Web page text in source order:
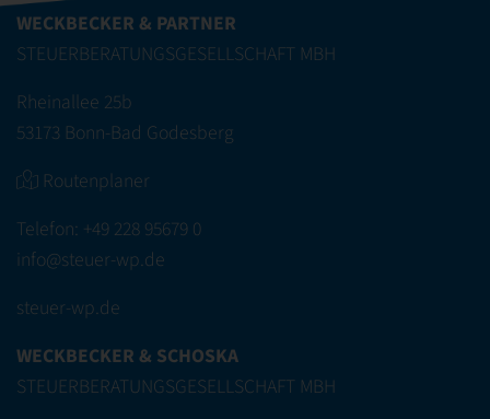
WECKBECKER & PARTNER
STEUERBERATUNGSGESELLSCHAFT MBH
Rheinallee 25b
53173 Bonn-Bad Godesberg
Routenplaner
Telefon: +49 228 95679 0
info@steuer-wp.de
steuer-wp.de
WECKBECKER & SCHOSKA
STEUERBERATUNGSGESELLSCHAFT MBH